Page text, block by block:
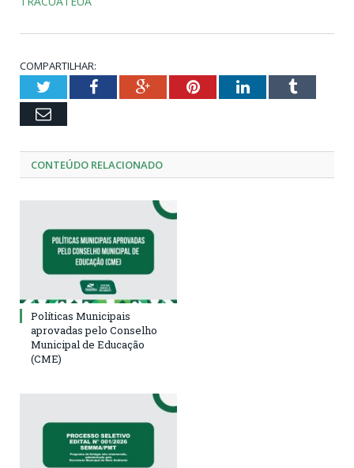
COMPARTILHAR:
TwitterFacebookGoogle+PinterestLinkedInTumblr
Email
CONTEÚDO RELACIONADO
Políticas Municipais
aprovadas pelo Conselho
Municipal de Educação
(CME)